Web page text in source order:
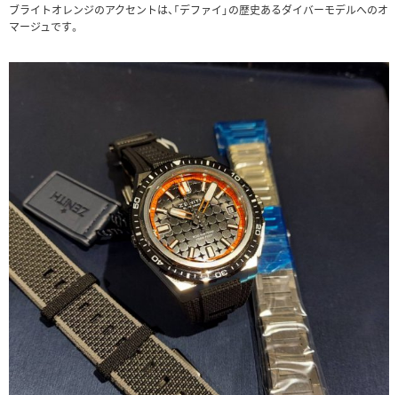
ブライトオレンジのアクセントは、「デファイ」の歴史あるダイバーモデルへのオ
マージュです。